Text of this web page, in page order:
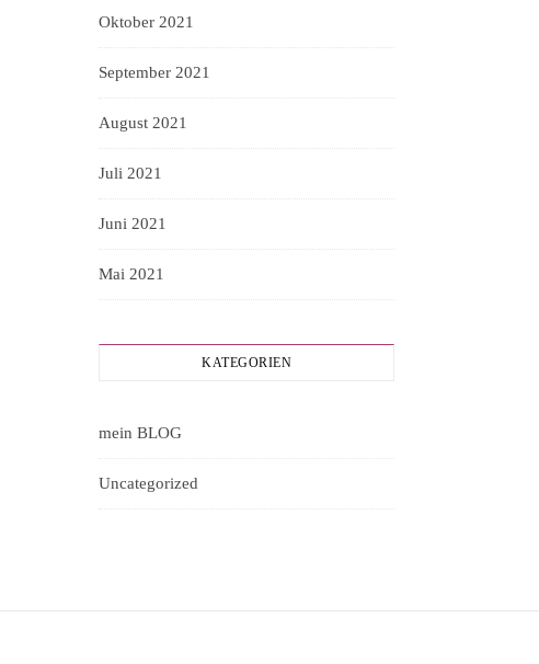
Oktober 2021
September 2021
August 2021
Juli 2021
Juni 2021
Mai 2021
KATEGORIEN
mein BLOG
Uncategorized